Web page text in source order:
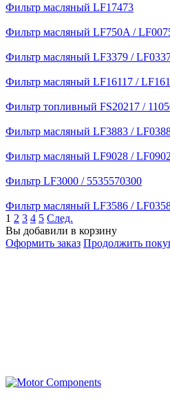
Фильтр масляный LF17473
Фильтр масляный LF750A /
Фильтр масляный LF3379 /
Фильтр масляный LF16117 /
Фильтр топливный FS20217 /
Фильтр масляный LF3883 /
Фильтр масляный LF9028 /
Фильтр LF3000 / 5535570300
Фильтр масляный LF3586 /
1 2 3 4 5 След.
Вы добавили в корзину
Оформить заказ Продолжить